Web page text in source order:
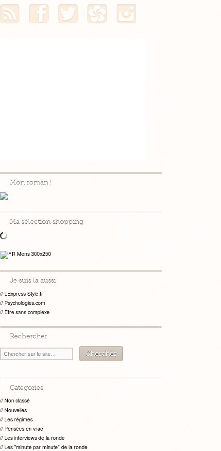
Mon flux RSS Mon profil FacebookMon profil TwitterMon profil Hellocoton
Mon roman !
Ma sélection shopping
Je suis là aussi
L’Express Style.fr
Psychologies.com
Etre sans complexe
Rechercher
Categories
Non classé
Nouvelles
Les régimes
Pensées en vrac
Les interviews de la ronde
Les "minute par minute" de la ronde